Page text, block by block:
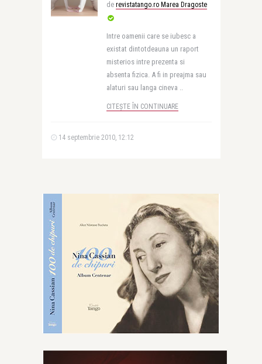
de revistatango.ro Marea Dragoste
Intre oamenii care se iubesc a
existat dintotdeauna un raport
misterios intre prezenta si
absenta fizica. A fi in preajma sau
alaturi sau langa cineva ..
CITEȘTE ÎN CONTINUARE
14 septembrie 2010, 12:12